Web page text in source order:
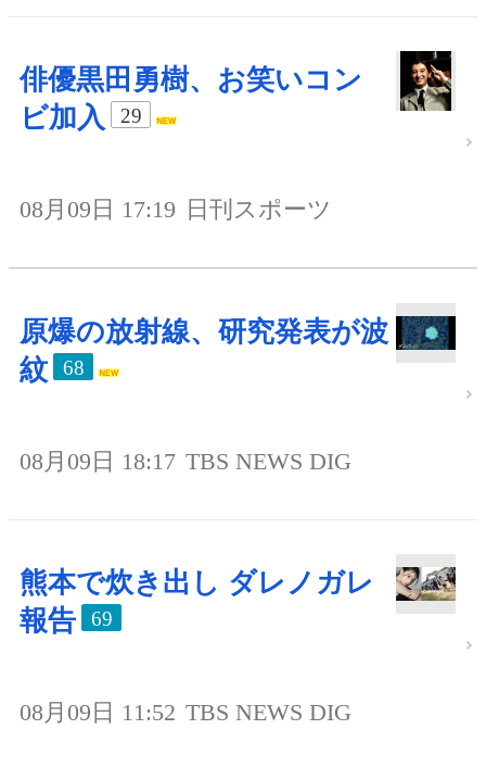
俳優黒田勇樹、お笑いコン
ビ加入
29
08月09日 17:19 日刊スポーツ
原爆の放射線、研究発表が波
紋
68
08月09日 18:17 TBS NEWS DIG
熊本で炊き出し ダレノガレ
報告
69
08月09日 11:52 TBS NEWS DIG